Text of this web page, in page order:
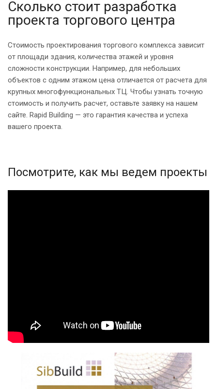
Сколько стоит разработка
проекта торгового центра
Стоимость проектирования торгового комплекса зависит
от площади здания, количества этажей и уровня
сложности конструкции. Например, для небольших
объектов с одним этажом цена отличается от расчета для
крупных многофункциональных ТЦ. Чтобы узнать точную
стоимость и получить расчет, оставьте заявку на нашем
сайте. Rapid Building — это гарантия качества и успеха
вашего проекта.
Посмотрите, как мы ведем проекты